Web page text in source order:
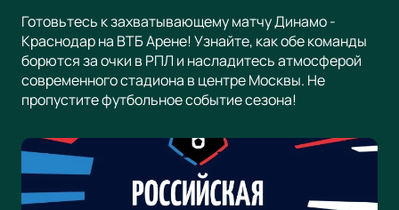
Готовьтесь к захватывающему матчу Динамо -
Краснодар на ВТБ Арене! Узнайте, как обе команды
борются за очки в РПЛ и насладитесь атмосферой
современного стадиона в центре Москвы. Не
пропустите футбольное событие сезона!